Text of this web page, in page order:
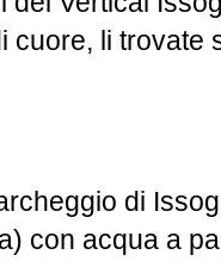
cuore, li trovate
di
con acqua a